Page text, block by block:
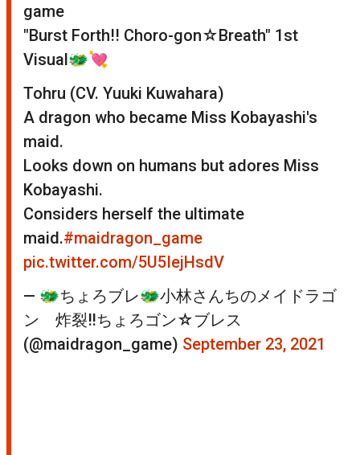
game
"Burst Forth!! Choro-gon☆Breath" 1st
Visual🐲💘
Tohru (CV. Yuuki Kuwahara)
A dragon who became Miss Kobayashi's
maid.
Looks down on humans but adores Miss
Kobayashi.
Considers herself the ultimate
maid.#maidragon_game
pic.twitter.com/5U5IejHsdV
— 🐲ちょろブレ🐲小林さんちのメイドラゴ
ン 炸裂‼ちょろゴン☆ブレス
(@maidragon_game) September 23, 2021